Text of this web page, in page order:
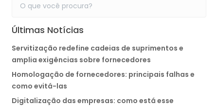
Últimas Notícias
Servitização redefine cadeias de suprimentos e
amplia exigências sobre fornecedores
Homologação de fornecedores: principais falhas e
como evitá-las
Digitalização das empresas: como está esse